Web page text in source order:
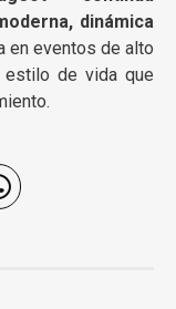
dinámica
en eventos de alto
de vida que